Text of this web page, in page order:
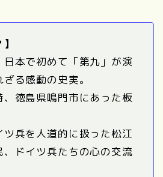
本で初めて「第九」が演
る感動の史実。
徳島県鳴門市にあった板
兵を人道的に扱った松江
ドイツ兵たちの心の交流